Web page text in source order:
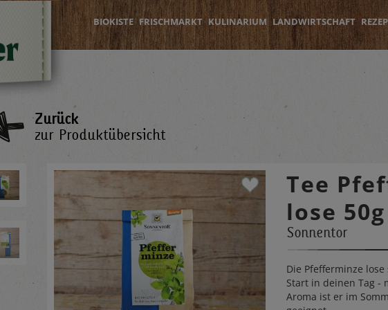
BIOKISTE FRISCHMARKT KULINARIUM LANDWIRTSCHAFT
Zurück
zur Produktübersicht
Tee
lose 50g
Sonnentor
Die Pfefferminze
Start in deinen Tag -
Aroma ist er im